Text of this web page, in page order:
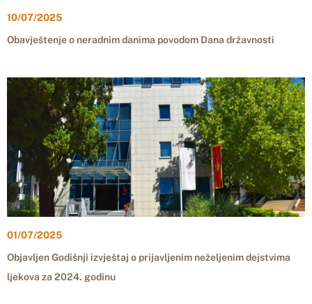
10/07/2025
Obavještenje o neradnim danima povodom Dana državnosti
01/07/2025
Objavljen Godišnji izvještaj o prijavljenim neželjenim dejstvima
ljekova za 2024. godinu